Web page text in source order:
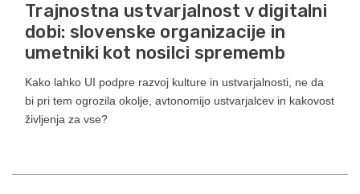
Trajnostna ustvarjalnost v digitalni
dobi: slovenske organizacije in
umetniki kot nosilci sprememb
Kako lahko UI podpre razvoj kulture in ustvarjalnosti, ne da
bi pri tem ogrozila okolje, avtonomijo ustvarjalcev in kakovost
življenja za vse?